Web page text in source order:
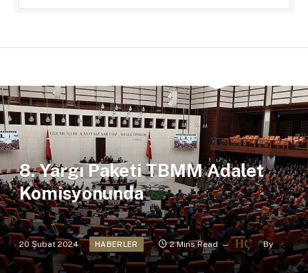
8. Yargı Paketi TBMM Adalet
Komisyonunda
20 Şubat 2024 HABERLER 2 Mins Read By